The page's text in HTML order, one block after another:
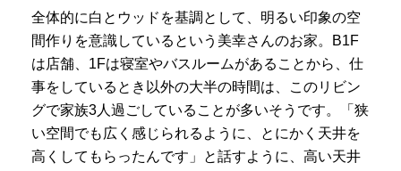
全体的に白とウッドを基調として、明るい印象の空
間作りを意識しているという美幸さんのお家。B1F
は店舗、1Fは寝室やバスルームがあることから、仕
事をしているとき以外の大半の時間は、このリビン
グで家族3人過ごしていることが多いそうです。「狭
い空間でも広く感じられるように、とにかく天井を
高くしてもらったんです」と話すように、高い天井